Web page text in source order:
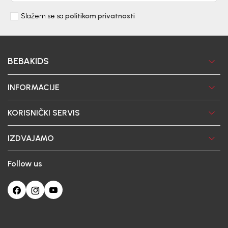
Slažem se sa politikom privatnosti
BEBAKIDS
INFORMACIJE
KORISNIČKI SERVIS
IZDVAJAMO
Follow us